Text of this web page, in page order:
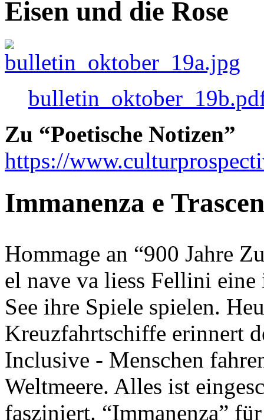
Eisen und die Rose
Zu “Poetische Notizen”
https://
Immanenza e
Hommage an “900 Jahre
el nave va liess Fellini
See ihre Spiele spielen.
Kreuzfahrtschiffe erinnert
Inclusive - Menschen
Weltmeere. Alles ist
fasziniert. “Immanenza”